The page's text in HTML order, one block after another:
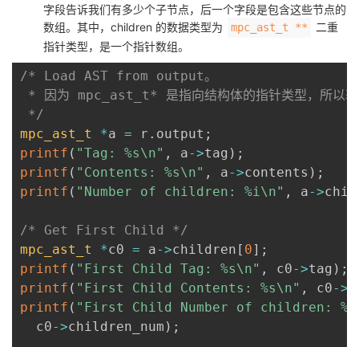
字段告诉我们有多少个子节点，后一个字段是包含这些节点的
数组。其中，children 的数据类型为
mpc_ast_t **
二重
指针类型，是一个指针数组。
/* Load AST from output。
* 因为 mpc_ast_t* 是指向结构体的指针类型，所以
*/
mpc_ast_t
*a = r . output ;
printf ( "Tag: %s\n" , a->tag ) ;
printf ( "Contents: %s\n" , a->contents ) ;
printf ( "Number of children: %i\n" , a->
/* Get First Child */
mpc_ast_t
*c0 = a->children [ 0] ;
printf ( "First Child Tag: %s\n" , c0->tag ) ;
printf ( "First Child Contents: %s\n" , c0->
printf ( "First Child Number of children:
  c0
->children_num ) ;